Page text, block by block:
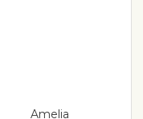
Amelia